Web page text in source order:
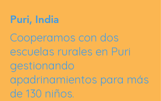
Puri, India
Cooperamos con dos
escuelas rurales en Puri
gestionando
apadrinamientos para más
de 130 niños.